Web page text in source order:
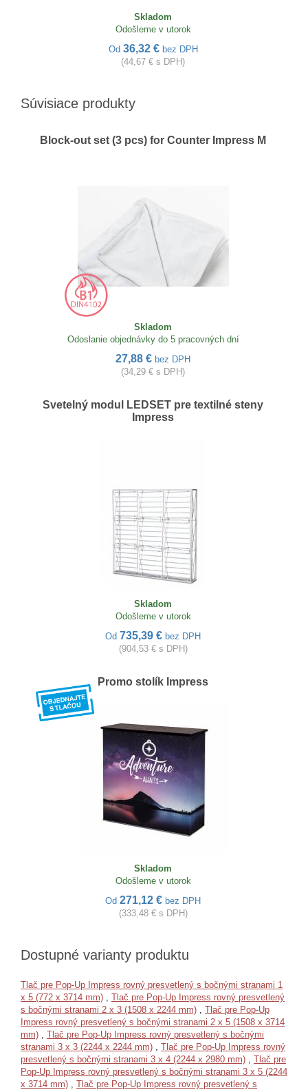
Skladom
Odošleme v utorok
Od 36,32 € bez DPH
(44,67 € s DPH)
Súvisiace produkty
Block-out set (3 pcs) for Counter Impress M
Skladom
Odoslanie objednávky do 5 pracovných dní
27,88 € bez DPH
(34,29 € s DPH)
Svetelný modul LEDSET pre textilné steny
Impress
Skladom
Odošleme v utorok
Od 735,39 € bez DPH
(904,53 € s DPH)
Promo stolík Impress
Skladom
Odošleme v utorok
Od 271,12 € bez DPH
(333,48 € s DPH)
Dostupné varianty produktu
Tlač pre Pop-Up Impress rovný presvetlený s bočnými stranami 1
x 5 (772 x 3714 mm) , Tlač pre Pop-Up Impress rovný presvetlený
s bočnými stranami 2 x 3 (1508 x 2244 mm) , Tlač pre Pop-Up
Impress rovný presvetlený s bočnými stranami 2 x 5 (1508 x 3714
mm) , Tlač pre Pop-Up Impress rovný presvetlený s bočnými
stranami 3 x 3 (2244 x 2244 mm) , Tlač pre Pop-Up Impress rovný
presvetlený s bočnými stranami 3 x 4 (2244 x 2980 mm) , Tlač pre
Pop-Up Impress rovný presvetlený s bočnými stranami 3 x 5 (2244
x 3714 mm) , Tlač pre Pop-Up Impress rovný presvetlený s